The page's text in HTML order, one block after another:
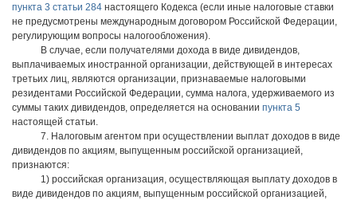
пункта 3 статьи 284 настоящего Кодекса (если иные налоговые ставки
не предусмотрены международным договором Российской Федерации,
регулирующим вопросы налогообложения).
В случае, если получателями дохода в виде дивидендов,
выплачиваемых иностранной организации, действующей в интересах
третьих лиц, являются организации, признаваемые налоговыми
резидентами Российской Федерации, сумма налога, удерживаемого из
суммы таких дивидендов, определяется на основании пункта 5
настоящей статьи.
7. Налоговым агентом при осуществлении выплат доходов в виде
дивидендов по акциям, выпущенным российской организацией,
признаются:
1) российская организация, осуществляющая выплату доходов в
виде дивидендов по акциям, выпущенным российской организацией,